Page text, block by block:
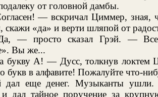
от головной дамбы.
— вскричал Циммер, зная,
скажи «да» и верти шляпой от
— просто сказал Грэй. — Все
Вы же...
букву А! — Дусс, толкнув локтем
букв в алфавите! Пожалуйте что-
дал еще денег. Музыканты
и дал тайное поручение за